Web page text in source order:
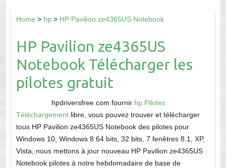
Home > hp> HP Pavilion ze4365US Notebook
HP Pavilion ze4365US
Notebook Télécharger les
pilotes gratuit
hpdriversfree.com fournir hp Pilotes
Téléchargementlibre, vous pouvez trouver et télécharger
tous HP Pavilion ze4365US Notebook des pilotes pour
Windows 10, Windows 8 64 bits, 32 bits, 7 fenêtres 8.1, XP,
Vista, nous mettons à jour nouveau HP Pavilion ze4365US
Notebook pilotes à notre hebdomadaire de base de